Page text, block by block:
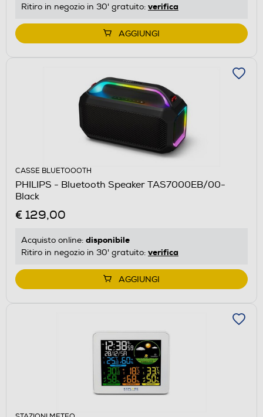
Ritiro in negozio in 30' gratuito: verifica
AGGIUNGI
CASSE BLUETOOOTH
PHILIPS - Bluetooth Speaker TAS7000EB/00-
Black
€ 129,00
Acquisto online: disponibile
Ritiro in negozio in 30' gratuito: verifica
AGGIUNGI